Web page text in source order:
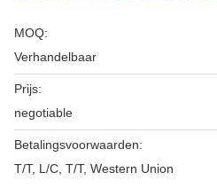
MOQ:
Verhandelbaar
Prijs:
negotiable
Betalingsvoorwaarden:
T/T, L/C, T/T, Western Union